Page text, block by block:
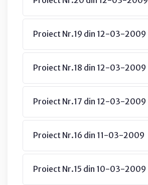
Proiect Nr.19 din 12-03-2009
Proiect Nr.18 din 12-03-2009
Proiect Nr.17 din 12-03-2009
Proiect Nr.16 din 11-03-2009
Proiect Nr.15 din 10-03-2009